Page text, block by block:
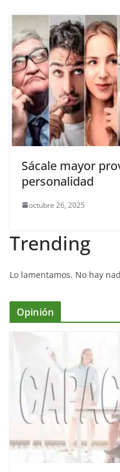
Sácale mayor
personalidad
octubre 26, 2025
Trending
Lo lamentamos. No hay
Opinión